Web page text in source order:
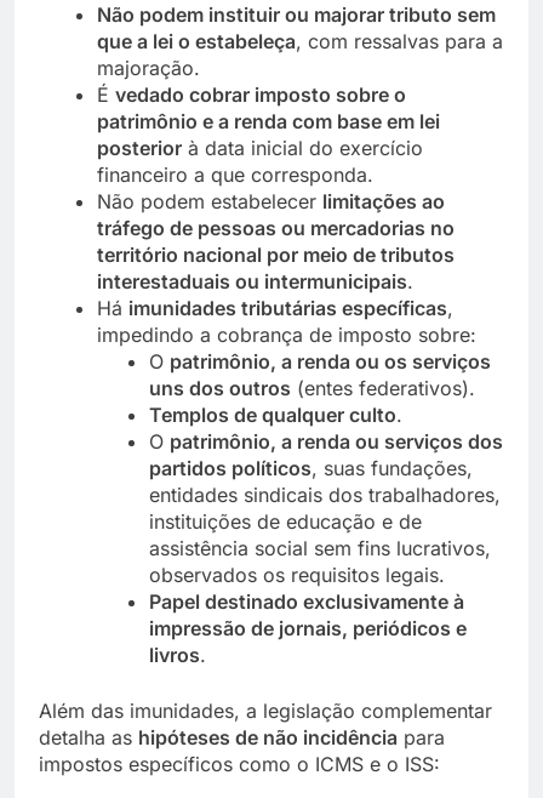
Não podem instituir ou majorar tributo sem
que a lei o estabeleça, com ressalvas para a
majoração.
É vedado cobrar imposto sobre o
patrimônio e a renda com base em lei
posterior à data inicial do exercício
financeiro a que corresponda.
Não podem estabelecer limitações ao
tráfego de pessoas ou mercadorias no
território nacional por meio de tributos
interestaduais ou intermunicipais.
Há imunidades tributárias específicas,
impedindo a cobrança de imposto sobre:
O patrimônio, a renda ou os serviços
uns dos outros (entes federativos).
Templos de qualquer culto.
O patrimônio, a renda ou serviços dos
partidos políticos, suas fundações,
entidades sindicais dos trabalhadores,
instituições de educação e de
assistência social sem fins lucrativos,
observados os requisitos legais.
Papel destinado exclusivamente à
impressão de jornais, periódicos e
livros.
Além das imunidades, a legislação complementar
detalha as hipóteses de não incidência para
impostos específicos como o ICMS e o ISS: